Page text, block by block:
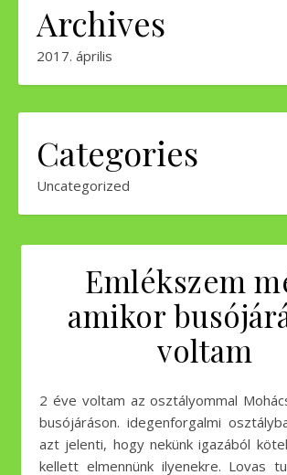
Archives
2017. április
Categories
Uncategorized
Emlékszem
amikor
voltam
2 éve voltam az osztályommal Mohácson voltunk a
busójáráson. idegenforgalmi
azt jelenti, hogy nekünk igazából
kellett elmennünk ilyenekre. Lovas